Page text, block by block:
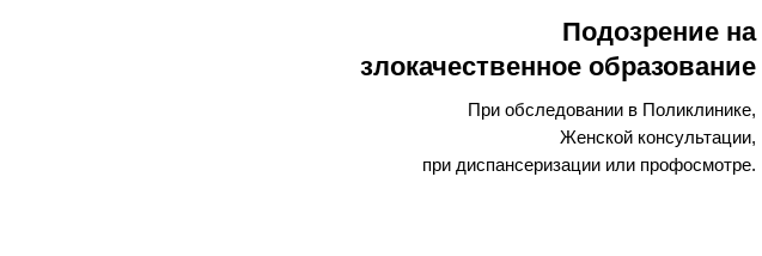
Подозрение на
злокачественное образование
При обследовании в Поликлинике,
Женской консультации,
при диспансеризации или профосмотре.